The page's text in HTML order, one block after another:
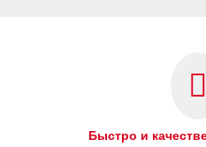
Быстро и